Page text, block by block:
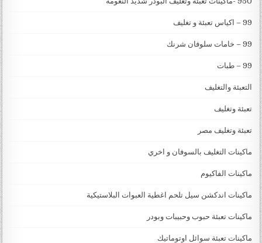
99 – اكياس تعبئة و تغليف
99 – خامات سلوفان شرنك
99 – طبات
التعبئة والتغليف
تعبئة وتغليف
تعبئة وتغليف مصر
ماكينات التغليف بالسوفان و اخري
ماكينات الفاكيوم
ماكينات اندكشن سيل تلحم اغطية العبوات البلاستيكية
ماكينات تعبئة حبوب وحبيبات وبودر
ماكينات تعبئة سوائل اوتوماتيك